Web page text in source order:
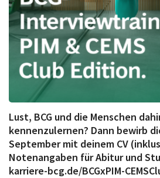
Lust, BCG und die Menschen
kennenzulernen? Dann bewirb
September mit deinem CV
Notenangaben für Abitur und
karriere-bcg.de/BCGxPIM-